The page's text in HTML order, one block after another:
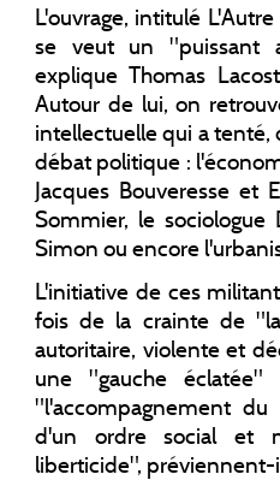
L'ouvrage, intitulé
se veut un "puissant
explique Thomas
Autour de lui, on
intellectuelle qui a tenté,
débat politique :
Jacques Bouveresse et
Sommier, le sociologue
Simon ou encore
L'initiative de ces
fois de la crainte de
autoritaire, violente et
une "gauche
"l'accompagnement
d'un ordre social et
liberticide",